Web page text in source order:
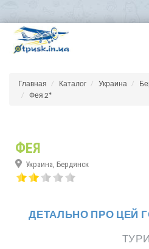
Главная Каталог Украина
Фея 2*
ФЕЯ
Украина, Бердянск
ДЕТАЛЬНО ПРО ЦЕЙ
ТУРИ